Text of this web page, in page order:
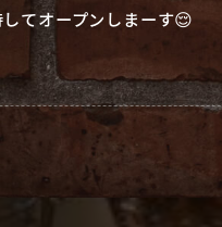
てオープンしまーす😌